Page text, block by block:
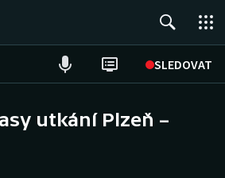
SLEDOVAT
utkání Plzeň –